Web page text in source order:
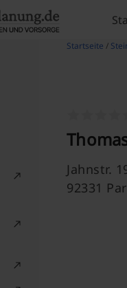
Startseite /
Jahnstr.
92331